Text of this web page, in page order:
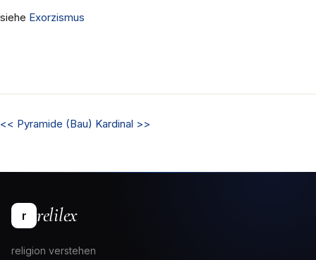
siehe Exorzismus
<< Pyramide (Bau) Kardinal >>
r relilex
religion verstehen